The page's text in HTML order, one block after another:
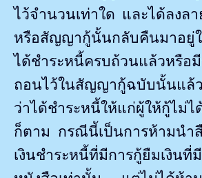
ไว้จำนวนเท่าใด และได้ลงล
หรือสัญญากู้นั้นกลับคืนมาอยู่ใ
ได้ชำระหนี้ครบถ้วนแล้วหรือ
ถอนไว้ในสัญญากู้ฉบับนั้นแล้
ว่าได้ชำระหนี้ให้แก่ผู้ให้กู้ไ
ก็ตาม กรณีนี้เป็นการห้ามนำ
เงินชำระหนี้ที่มีการกู้ยืมเงินที่